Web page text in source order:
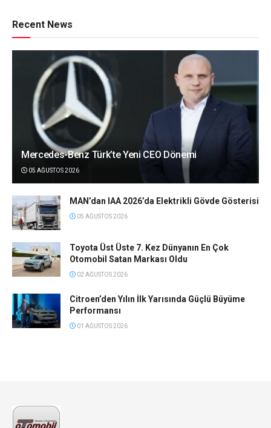
Recent News
Mercedes-Benz Türk’te Yeni CEO Dönemi
05 AĞUSTOS 2026
MAN’dan IAA 2026’da Elektrikli Gövde Gösterisi
05 AĞUSTOS 2026
Toyota Üst Üste 7. Kez Dünyanın En Çok
Otomobil Satan Markası Oldu
02 AĞUSTOS 2026
Citroen’den Yılın İlk Yarısında Güçlü Büyüme
Performansı
01 AĞUSTOS 2026